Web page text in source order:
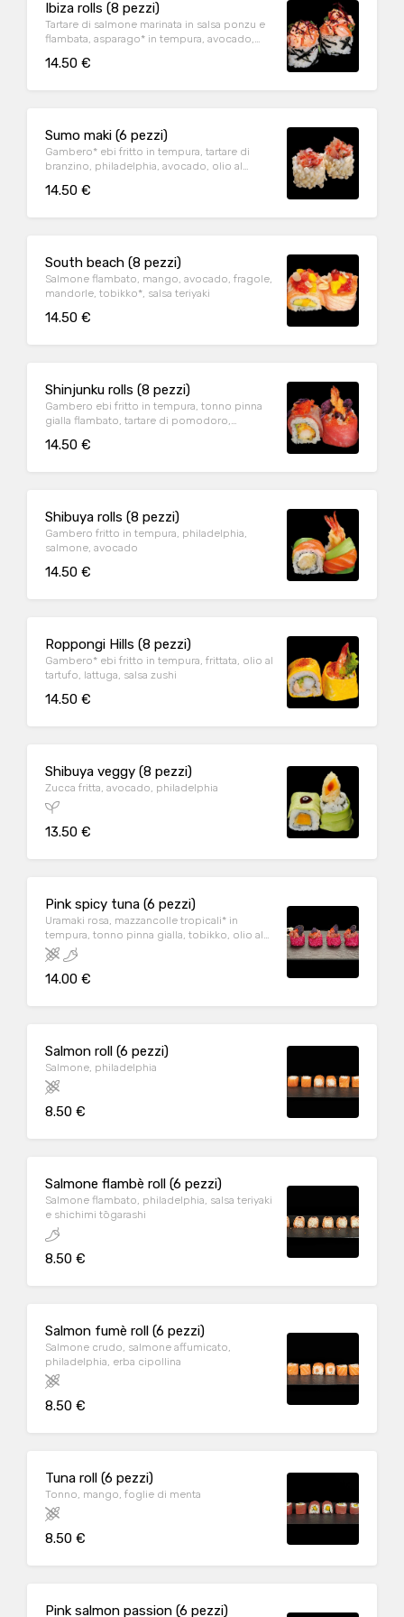
Ibiza rolls (8 pezzi)
Tartare di salmone marinata in salsa ponzu e
flambata, asparago* in tempura, avocado,
14.50 €
Sumo maki (6 pezzi)
Gambero* ebi fritto in tempura, tartare di
branzino, philadelphia, avocado, olio al
14.50 €
South beach (8 pezzi)
Salmone flambato, mango, avocado, fragole,
mandorle, tobikko*, salsa teriyaki
14.50 €
Shinjunku rolls (8 pezzi)
Gambero ebi fritto in tempura, tonno pinna
gialla flambato, tartare di pomodoro,
14.50 €
Shibuya rolls (8 pezzi)
Gambero fritto in tempura, philadelphia,
salmone, avocado
14.50 €
Roppongi Hills (8 pezzi)
Gambero* ebi fritto in tempura, frittata, olio al
tartufo, lattuga, salsa zushi
14.50 €
Shibuya veggy (8 pezzi)
Zucca fritta, avocado, philadelphia
13.50 €
Pink spicy tuna (6 pezzi)
Uramaki rosa, mazzancolle tropicali* in
tempura, tonno pinna gialla, tobikko, olio al
tartufo, erba cipollina, tabasco, patata viola e
salsa piccante
14.00 €
Salmon roll (6 pezzi)
Salmone, philadelphia
8.50 €
Salmone flambè roll (6 pezzi)
Salmone flambato, philadelphia, salsa teriyaki
e shichimi tōgarashi
8.50 €
Salmon fumè roll (6 pezzi)
Salmone crudo, salmone affumicato,
philadelphia, erba cipollina
8.50 €
Tuna roll (6 pezzi)
Tonno, mango, foglie di menta
8.50 €
Pink salmon passion (6 pezzi)